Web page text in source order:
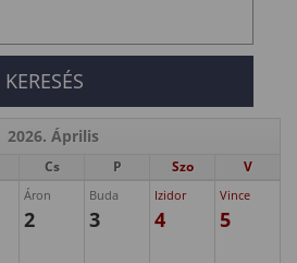
2026. Április
Cs P Szo V
Áron
2
Buda
3
Izidor
4
Vince
5